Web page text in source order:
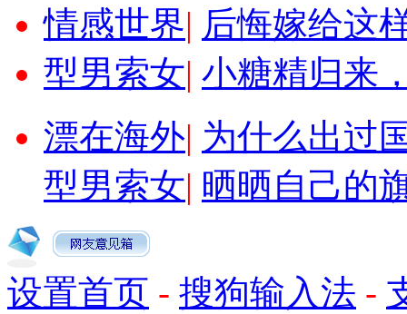
情感世界| 后悔嫁给这
型男索女| 小糖精归来
漂在海外| 为什么出过
型男索女| 晒晒自己的
设置首页 - 搜狗输入法 -